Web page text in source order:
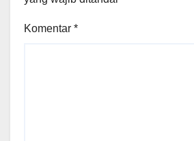
Komentar *